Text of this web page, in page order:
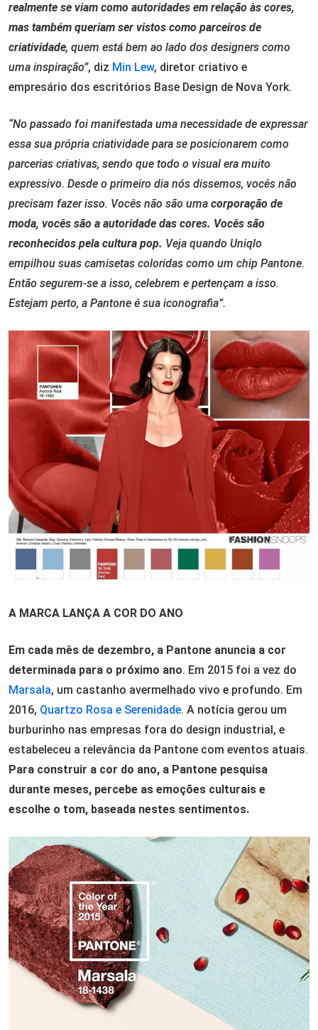
realmente se viam como autoridades em relação às cores,
mas também queriam ser vistos como parceiros de
criatividade, quem está bem ao lado dos designers como
uma inspiração”, diz Min Lew, diretor criativo e
empresário dos escritórios Base Design de Nova York.
“No passado foi manifestada uma necessidade de expressar
essa sua própria criatividade para se posicionarem como
parcerias criativas, sendo que todo o visual era muito
expressivo. Desde o primeiro dia nós dissemos, vocês não
precisam fazer isso. Vocês não são uma corporação de
moda, vocês são a autoridade das cores. Vocês são
reconhecidos pela cultura pop. Veja quando Uniqlo
empilhou suas camisetas coloridas como um chip Pantone.
Então segurem-se a isso, celebrem e pertençam a isso.
Estejam perto, a Pantone é sua iconografia”.
A MARCA LANÇA A COR DO ANO
Em cada mês de dezembro, a Pantone anuncia a cor
determinada para o próximo ano. Em 2015 foi a vez do
Marsala, um castanho avermelhado vivo e profundo. Em
2016, Quartzo Rosa e Serenidade. A notícia gerou um
burburinho nas empresas fora do design industrial, e
estabeleceu a relevância da Pantone com eventos atuais.
Para construir a cor do ano, a Pantone pesquisa
durante meses, percebe as emoções culturais e
escolhe o tom, baseada nestes sentimentos.